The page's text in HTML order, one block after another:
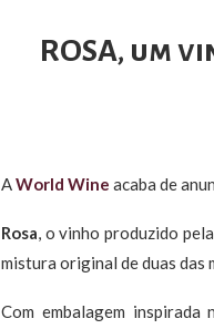
ROSA, um
AWorld Wine acaba de
Rosa, o vinho produzido
mistura original de duas das
Com embalagem